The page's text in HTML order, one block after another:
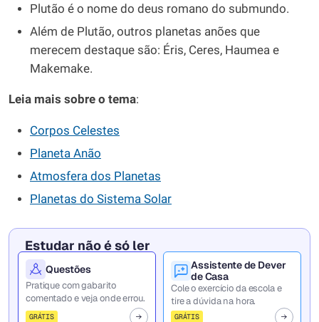
Plutão é o nome do deus romano do submundo.
Além de Plutão, outros planetas anões que
merecem destaque são: Éris, Ceres, Haumea e
Makemake.
Leia mais sobre o tema:
Corpos Celestes
Planeta Anão
Atmosfera dos Planetas
Planetas do Sistema Solar
Estudar não é só ler
Questões
Pratique com gabarito
comentado e veja onde errou.
GRÁTIS
Assistente de Dever
de Casa
Cole o exercício da escola e
tire a dúvida na hora.
GRÁTIS